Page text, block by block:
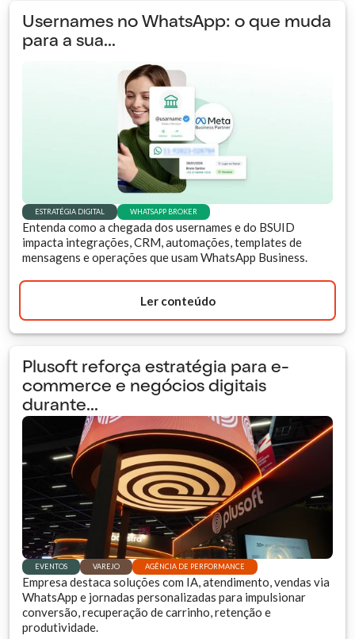
Usernames no WhatsApp: o que muda
para a sua...
ESTRATÉGIA DIGITAL WHATSAPP BROKER
Entenda como a chegada dos usernames e do BSUID
impacta integrações, CRM, automações, templates de
mensagens e operações que usam WhatsApp Business.
Ler conteúdo
Plusoft reforça estratégia para e-
commerce e negócios digitais
durante...
EVENTOS VAREJO AGÊNCIA DE PERFORMANCE
Empresa destaca soluções com IA, atendimento, vendas via
WhatsApp e jornadas personalizadas para impulsionar
conversão, recuperação de carrinho, retenção e
produtividade.